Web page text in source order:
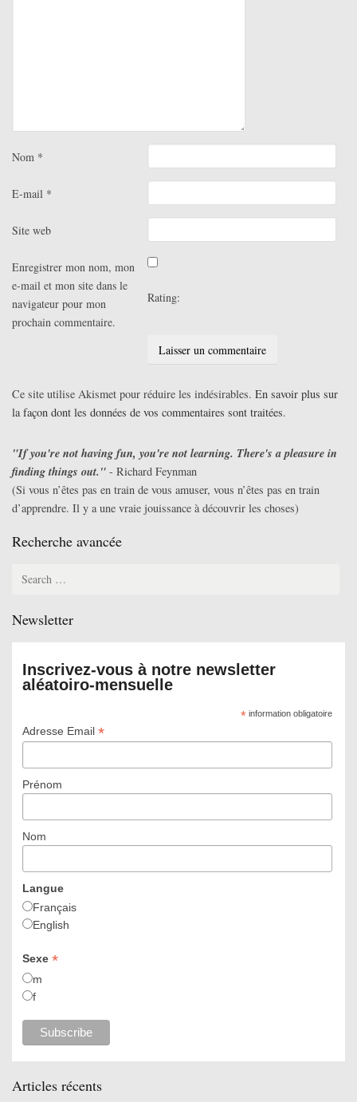
Nom *
E-mail *
Site web
Enregistrer mon nom, mon
e-mail et mon site dans le
navigateur pour mon
prochain commentaire.
Rating:
Ce site utilise Akismet pour réduire les indésirables. En savoir plus sur
la façon dont les données de vos commentaires sont traitées.
"If you're not having fun, you're not learning. There's a pleasure in
finding things out." - Richard Feynman
(Si vous n’êtes pas en train de vous amuser, vous n’êtes pas en train
d’apprendre. Il y a une vraie jouissance à découvrir les choses)
Recherche avancée
Newsletter
Inscrivez-vous à notre newsletter
aléatoiro-mensuelle
*information obligatoire
Adresse Email *
Prénom
Nom
Langue
Français
English
Sexe *
m
f
Articles récents